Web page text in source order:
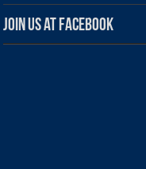
Join us at Facebook